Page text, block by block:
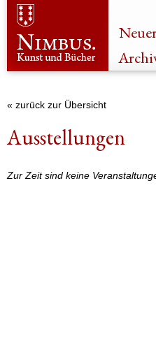
Ausstellungen
« zurück zur Übersicht
Zur Zeit sind keine